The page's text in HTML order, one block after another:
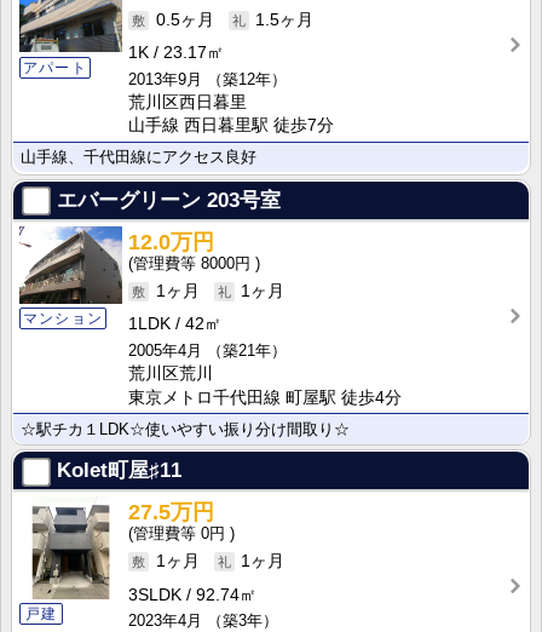
アパート
0.5ヶ月
1.5ヶ月
1K
23.17㎡
2013年9月
（築12年）
荒川区西日暮里
山手線 西日暮里駅 徒歩7分
山手線、千代田線にアクセス良好
エバーグリーン 203号室
マンション
12.0万円
8000円
1ヶ月
1ヶ月
1LDK
42㎡
2005年4月
（築21年）
荒川区荒川
東京メトロ千代田線 町屋駅 徒歩4分
☆駅チカ１LDK☆使いやすい振り分け間取り☆
Kolet町屋♯11
戸建
27.5万円
0円
1ヶ月
1ヶ月
3SLDK
92.74㎡
2023年4月
（築3年）